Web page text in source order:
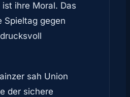
ihre Moral. Das
Spieltag gegen
sah Union
der sichere